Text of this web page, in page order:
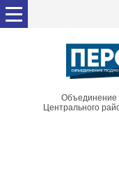
Объединение
Центрального